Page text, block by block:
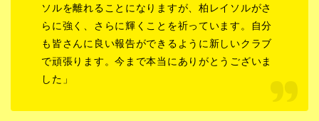
ソルを離れることになりますが、柏レイソルがさ
らに強く、さらに輝くことを祈っています。自分
も皆さんに良い報告ができるように新しいクラブ
で頑張ります。今まで本当にありがとうございま
した」